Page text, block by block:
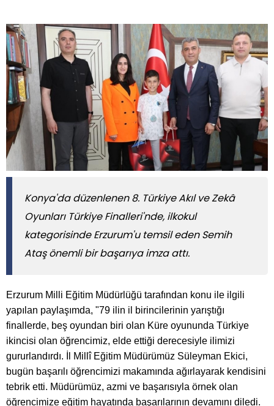
Konya'da düzenlenen 8. Türkiye Akıl ve Zekâ
Oyunları Türkiye Finalleri'nde, ilkokul
kategorisinde Erzurum'u temsil eden Semih
Ataş önemli bir başarıya imza attı.
Erzurum Milli Eğitim Müdürlüğü tarafından konu ile ilgili
yapılan paylaşımda, "79 ilin il birincilerinin yarıştığı
finallerde, beş oyundan biri olan Küre oyununda Türkiye
ikincisi olan öğrencimiz, elde ettiği derecesiyle ilimizi
gururlandırdı. İl Millî Eğitim Müdürümüz Süleyman Ekici,
bugün başarılı öğrencimizi makamında ağırlayarak kendisini
tebrik etti. Müdürümüz, azmi ve başarısıyla örnek olan
öğrencimize eğitim hayatında başarılarının devamını diledi.